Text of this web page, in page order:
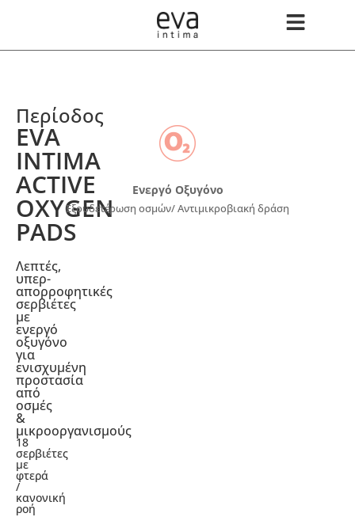
Περίοδος
EVA
INTIMA
ACTIVE
OXYGEN
PADS
Λεπτές,
υπερ-
απορροφητικές
σερβιέτες
με
ενεργό
οξυγόνο
για
ενισχυμένη
προστασία
από
οσμές
&
μικροοργανισμούς
18
σερβιέτες
με
φτερά
/
κανονική
ροή
Ενεργό Οξυγόνο
Εξουδετέρωση οσμών/ Αντιμικροβιακή δράση